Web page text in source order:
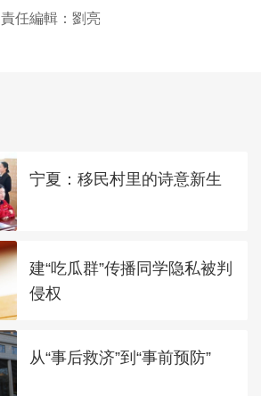
責任編輯：劉亮
宁夏：移民村里的诗意新生
建“吃瓜群”传播同学隐私被判
侵权
从“事后救济”到“事前预防”